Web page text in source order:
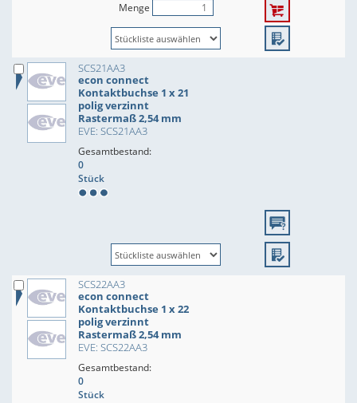
Menge
SCS21AA3
econ connect
Kontaktbuchse 1 x 21
polig verzinnt
Rastermaß 2,54 mm
EVE: SCS21AA3
Gesamtbestand:
0
Stück
SCS22AA3
econ connect
Kontaktbuchse 1 x 22
polig verzinnt
Rastermaß 2,54 mm
EVE: SCS22AA3
Gesamtbestand:
0
Stück